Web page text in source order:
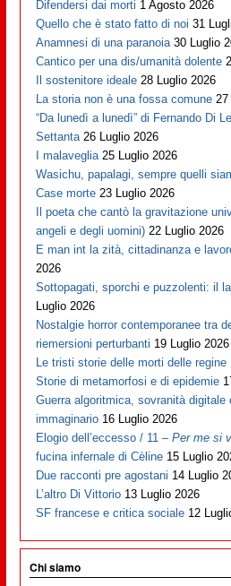
Difendersi dai morti 1 Agosto 2026
Quello che è stato fatto di noi 31
Anamnesi di una paranoia 30 Luglio
Cantico per una dis/umanità dolente
Il sostenitore ideale 28 Luglio 2026
La storia non è una fossa comune 27
“Da lunedì a lunedì” di Fernando Di
Settanta 26 Luglio 2026
I malaveglia 25 Luglio 2026
Wasichu, papalagi, sempre quelli
Case morte 23 Luglio 2026
Il poeta che cantò la gravitazione
angeli e degli uomini) 22 Luglio 2026
E man int la zità, cittadinanza e
2026
Sottopagati, sporchi e puzzolenti: il
Luglio 2026
Nostalgie horror contemporanee tra
riemersioni perturbanti 19 Luglio 2026
Le tristi storie delle morti delle regine
Storie di metamorfosi e di epidemie
Guerra algoritmica, sovranità digitale
immaginario 16 Luglio 2026
Elogio dell’eccesso / 11 –Per me si
fucina infernale di Cèline 15 Luglio
Due racconti pre agostani 14 Luglio
L’altro Di Vittorio 13 Luglio 2026
SF francese e critica sociale 12
Chi siamo